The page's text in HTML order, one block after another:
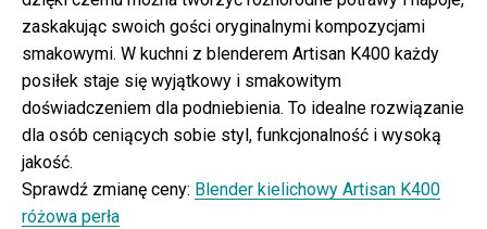
zaskakując swoich gości oryginalnymi kompozycjami
smakowymi. W kuchni z blenderem Artisan K400 każdy
posiłek staje się wyjątkowy i smakowitym
doświadczeniem dla podniebienia. To idealne rozwiązanie
dla osób ceniących sobie styl, funkcjonalność i wysoką
jakość.
Sprawdź zmianę ceny: Blender kielichowy Artisan K400
różowa perła